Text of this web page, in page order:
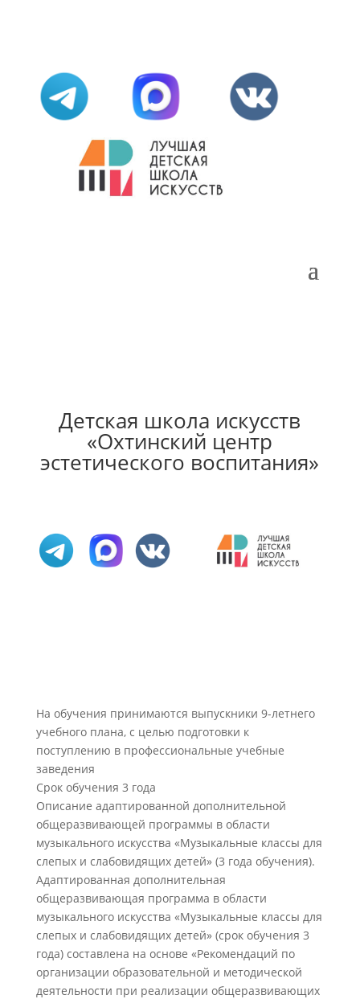
Детская школа искусств
«Охтинский центр
эстетического воспитания»
На обучения принимаются выпускники 9-летнего
учебного плана, с целью подготовки к
поступлению в профессиональные учебные
заведения
Срок обучения 3 года
Описание адаптированной дополнительной
общеразвивающей программы в области
музыкального искусства «Музыкальные классы для
слепых и слабовидящих детей» (3 года обучения).
Адаптированная дополнительная
общеразвивающая программа в области
музыкального искусства «Музыкальные классы для
слепых и слабовидящих детей» (срок обучения 3
года) составлена на основе «Рекомендаций по
организации образовательной и методической
деятельности при реализации общеразвивающих